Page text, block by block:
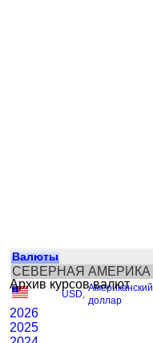
Валюты
СЕВЕРНАЯ АМЕРИКА
USD
Американский
доллар
Архив курсов валют
2026
2025